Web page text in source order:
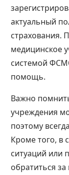
актуальный
страхования.
медицинское
системой
помощь.
Важно
учреждения
поэтому
Кроме того, в
ситуаций или
обратиться